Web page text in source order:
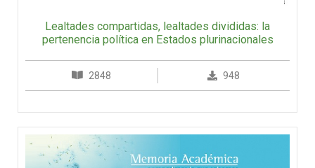
Lealtades compartidas, lealtades divididas: la
pertenencia política en Estados plurinacionales
2848 948